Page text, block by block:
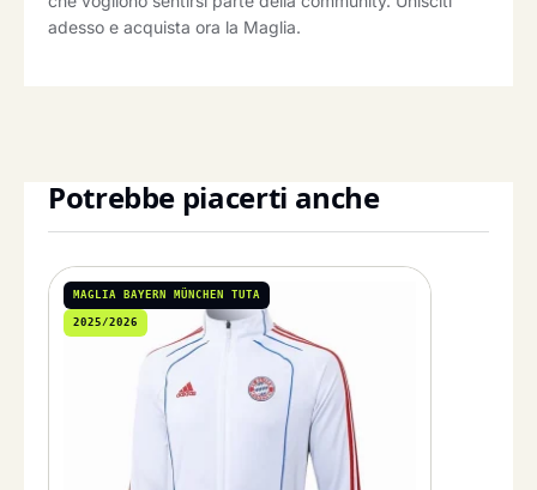
adesso e acquista ora la Maglia.
Potrebbe piacerti anche
MAGLIA BAYERN MÜNCHEN TUTA
2025/2026